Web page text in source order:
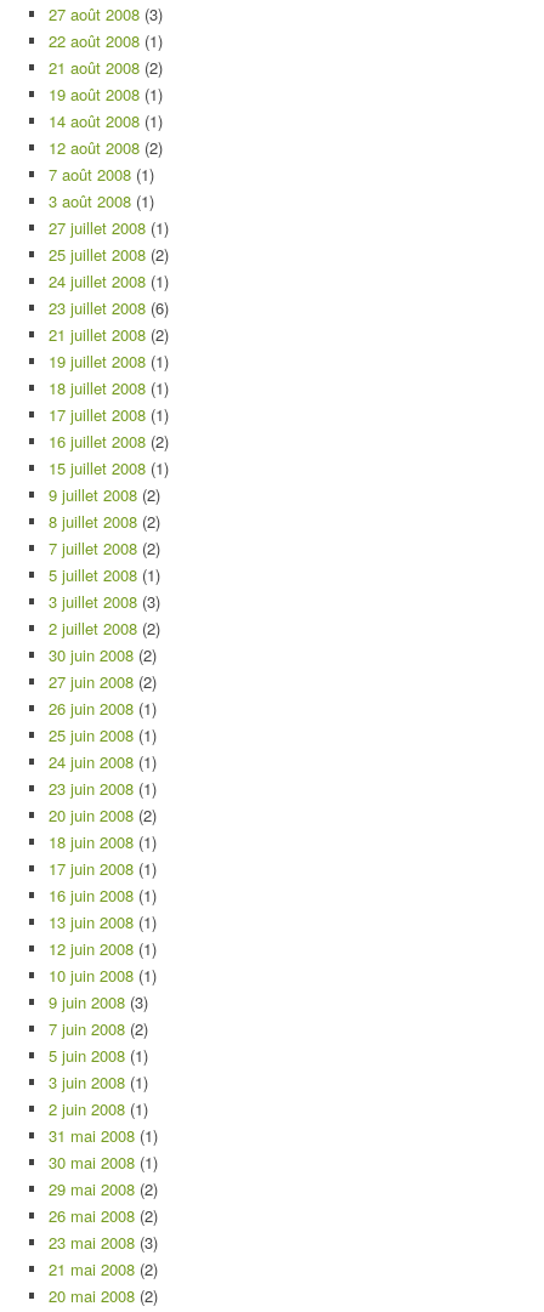
27 août 2008 (3)
22 août 2008 (1)
21 août 2008 (2)
19 août 2008 (1)
14 août 2008 (1)
12 août 2008 (2)
7 août 2008 (1)
3 août 2008 (1)
27 juillet 2008 (1)
25 juillet 2008 (2)
24 juillet 2008 (1)
23 juillet 2008 (6)
21 juillet 2008 (2)
19 juillet 2008 (1)
18 juillet 2008 (1)
17 juillet 2008 (1)
16 juillet 2008 (2)
15 juillet 2008 (1)
9 juillet 2008 (2)
8 juillet 2008 (2)
7 juillet 2008 (2)
5 juillet 2008 (1)
3 juillet 2008 (3)
2 juillet 2008 (2)
30 juin 2008 (2)
27 juin 2008 (2)
26 juin 2008 (1)
25 juin 2008 (1)
24 juin 2008 (1)
23 juin 2008 (1)
20 juin 2008 (2)
18 juin 2008 (1)
17 juin 2008 (1)
16 juin 2008 (1)
13 juin 2008 (1)
12 juin 2008 (1)
10 juin 2008 (1)
9 juin 2008 (3)
7 juin 2008 (2)
5 juin 2008 (1)
3 juin 2008 (1)
2 juin 2008 (1)
31 mai 2008 (1)
30 mai 2008 (1)
29 mai 2008 (2)
26 mai 2008 (2)
23 mai 2008 (3)
21 mai 2008 (2)
20 mai 2008 (2)